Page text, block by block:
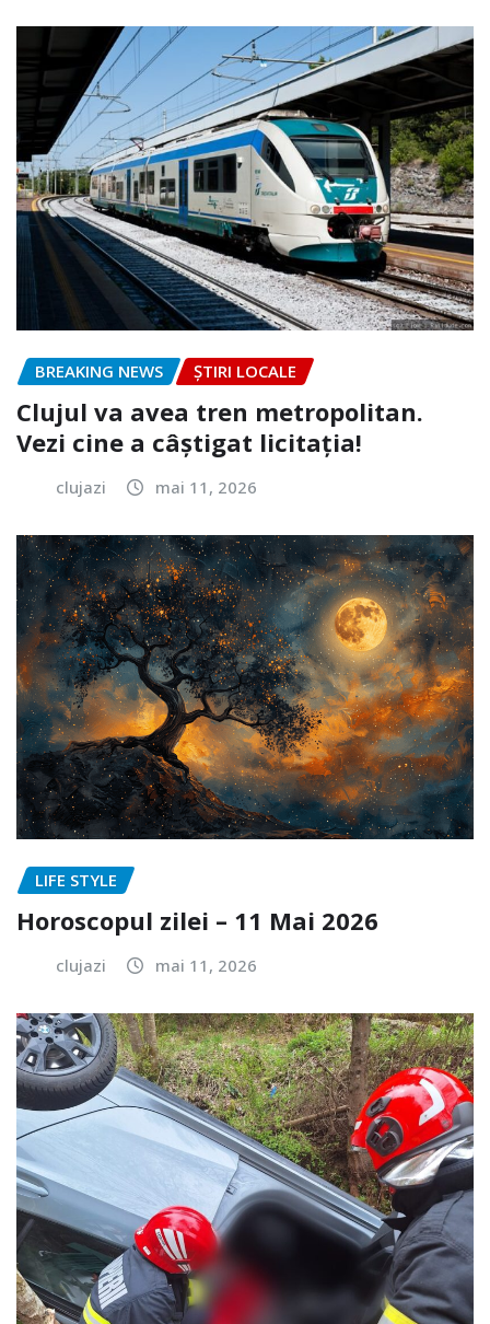
BREAKING NEWS ȘTIRI LOCALE
Clujul va avea tren metropolitan.
Vezi cine a câștigat licitația!
clujazi mai 11, 2026
LIFE STYLE
Horoscopul zilei – 11 Mai 2026
clujazi mai 11, 2026